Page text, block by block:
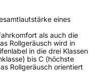
eines
als auch die
Rollgeräusch wird in
in die drei Klassen
bis C (höchste
Rollgeräusch orientiert